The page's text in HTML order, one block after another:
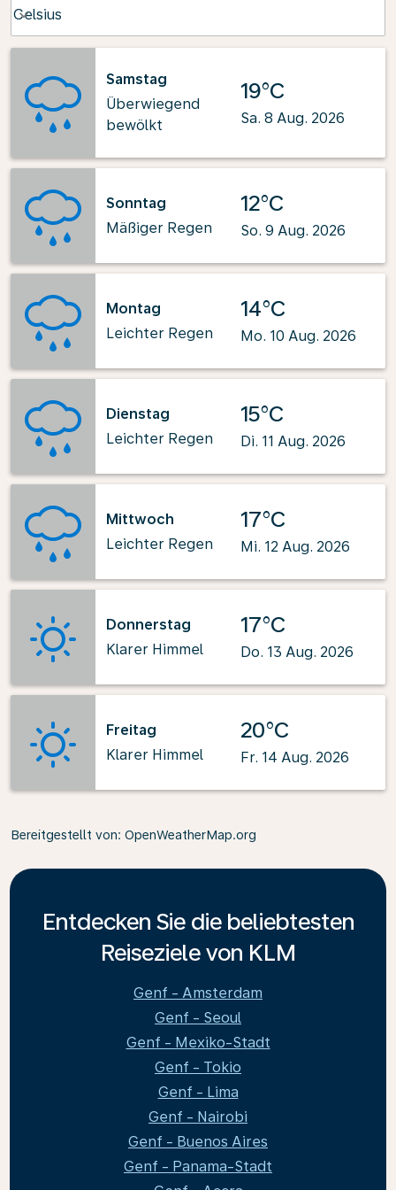
Celsius
keyboard_arrow_down
Samstag
Überwiegend
bewölkt
19°C
Sa. 8 Aug. 2026
Sonntag
Mäßiger Regen
12°C
So. 9 Aug. 2026
Montag
Leichter Regen
14°C
Mo. 10 Aug. 2026
Dienstag
Leichter Regen
15°C
Di. 11 Aug. 2026
Mittwoch
Leichter Regen
17°C
Mi. 12 Aug. 2026
Donnerstag
Klarer Himmel
17°C
Do. 13 Aug. 2026
Freitag
Klarer Himmel
20°C
Fr. 14 Aug. 2026
Bereitgestellt von: OpenWeatherMap.org
Entdecken Sie die beliebtesten
Reiseziele von KLM
Genf - Amsterdam
Genf - Seoul
Genf - Mexiko-Stadt
Genf - Tokio
Genf - Lima
Genf - Nairobi
Genf - Buenos Aires
Genf - Panama-Stadt